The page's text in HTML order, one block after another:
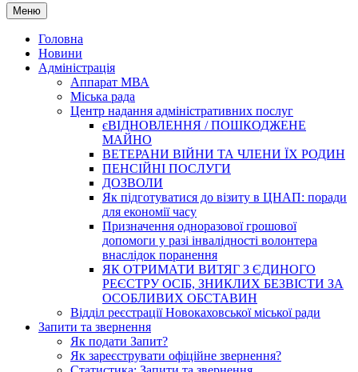
Меню Skip
to
content
Головна
Новини
Адміністрація
Аппарат МВА
Міська рада
Центр надання адміністративних послуг
єВІДНОВЛЕННЯ / ПОШКОДЖЕНЕ
МАЙНО
ВЕТЕРАНИ ВІЙНИ ТА ЧЛЕНИ ЇХ РОДИН
ПЕНСІЙНІ ПОСЛУГИ
ДОЗВОЛИ
Як підготуватися до візиту в ЦНАП: поради
для економії часу
Призначення одноразової грошової
допомоги у разі інвалідності волонтера
внаслідок поранення
ЯК ОТРИМАТИ ВИТЯГ З ЄДИНОГО
РЕЄСТРУ ОСІБ, ЗНИКЛИХ БЕЗВІСТИ ЗА
ОСОБЛИВИХ ОБСТАВИН
Відділ реєстрації Новокаховської міської ради
Запити та звернення
Як подати Запит?
Як зареєструвати офіційне звернення?